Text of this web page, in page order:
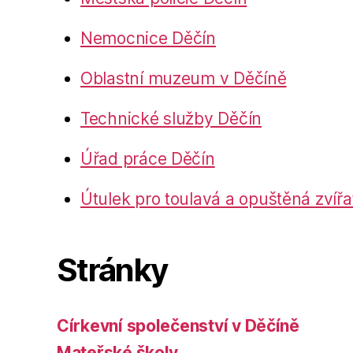
Nemocnice Děčín
Oblastní muzeum v Děčíně
Technické služby Děčín
Úřad práce Děčín
Útulek pro toulavá a opuštěná
Stránky
Církevní společenství v Děčíně